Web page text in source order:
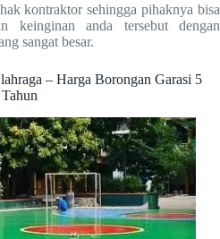
kontraktor sehingga pihaknya bisa
keinginan anda tersebut dengan
sangat besar.
– Harga Borongan Garasi 5
Tahun